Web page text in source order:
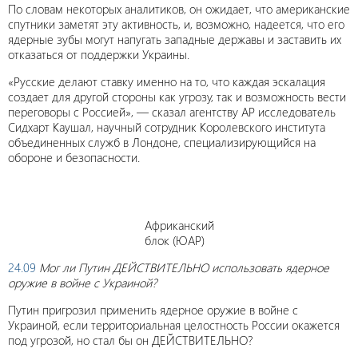
По словам некоторых аналитиков, он ожидает, что американские
спутники заметят эту активность, и, возможно, надеется, что его
ядерные зубы могут напугать западные державы и заставить их
отказаться от поддержки Украины.
«Русские делают ставку именно на то, что каждая эскалация
создает для другой стороны как угрозу, так и возможность вести
переговоры с Россией», — сказал агентству AP исследователь
Сидхарт Каушал, научный сотрудник Королевского института
объединенных служб в Лондоне, специализирующийся на
обороне и безопасности.
Африканский
блок (ЮАР)
24.09 Мог ли Путин ДЕЙСТВИТЕЛЬНО использовать ядерное
оружие в войне с Украиной?
Путин пригрозил применить ядерное оружие в войне с
Украиной, если территориальная целостность России окажется
под угрозой, но стал бы он ДЕЙСТВИТЕЛЬНО?